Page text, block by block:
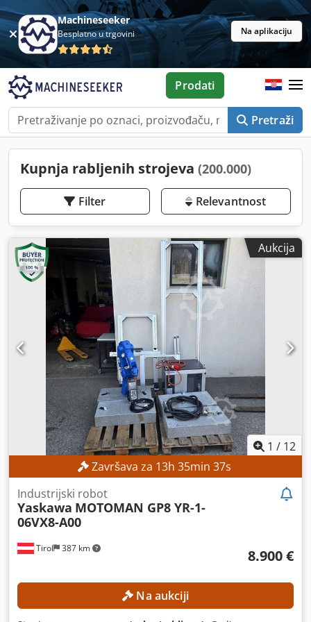
Machineseeker
Besplatno u trgovini Na aplikaciju
Pretraži
Prodati
Kupnja rabljenih strojeva (200.000)
Filter Relevantnost
Aukcija
1 / 12
Završava za 13h 35min 34s
Tirol 387 km
Industrijski robot
Yaskawa MOTOMAN GP8 YR-1-
06VX8-A00
8.900 €
Na aukciji